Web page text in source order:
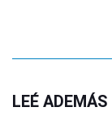
LEÉ ADEMÁS